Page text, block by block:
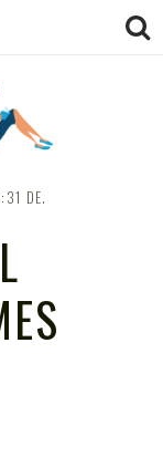
– AZ
DE.